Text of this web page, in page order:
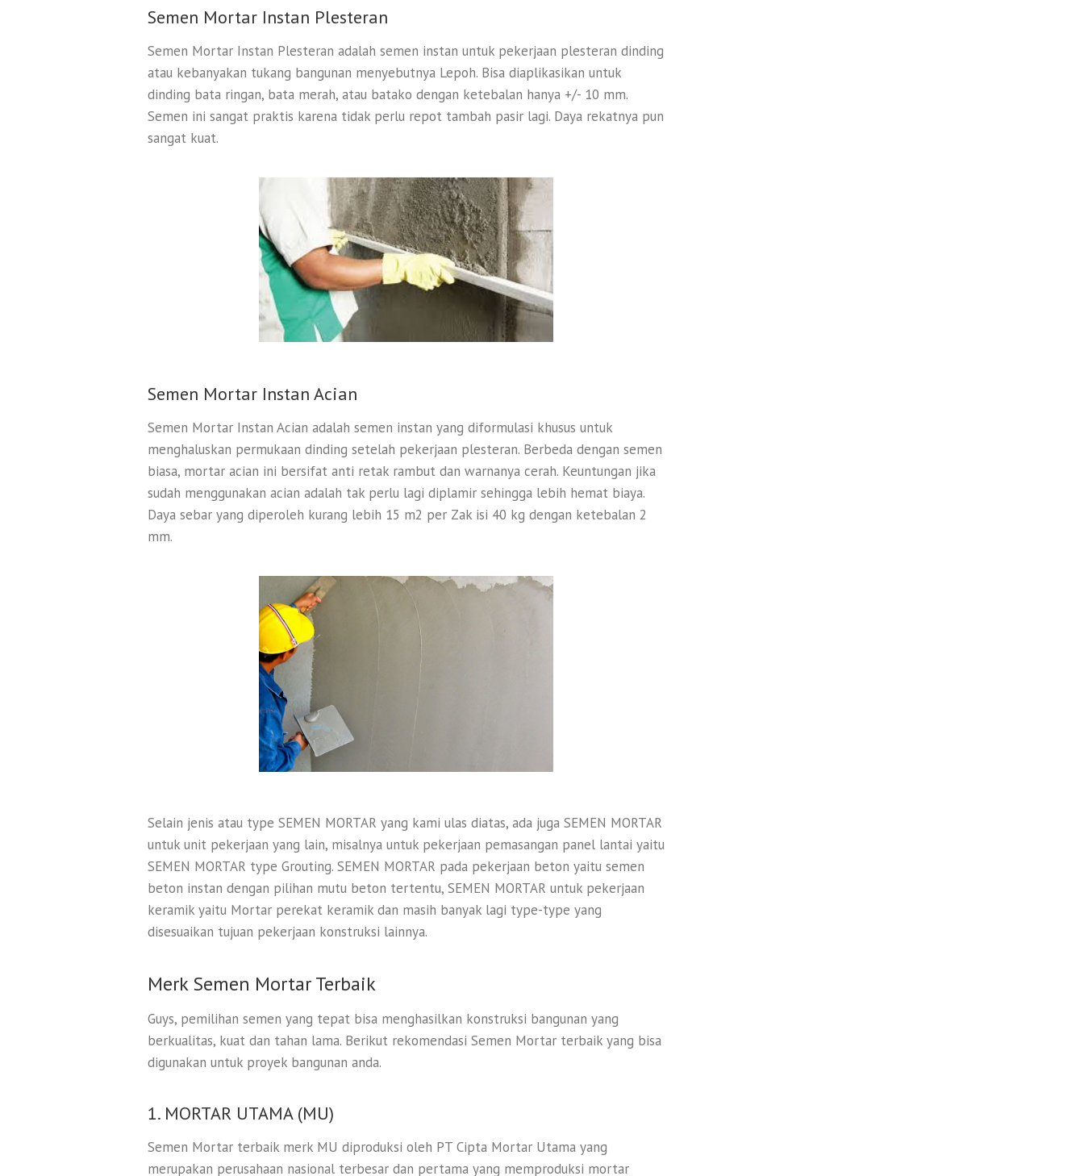
Semen Mortar Instan Plesteran
Semen Mortar Instan Plesteran adalah semen instan untuk pekerjaan plesteran dinding
atau kebanyakan tukang bangunan menyebutnya Lepoh. Bisa diaplikasikan untuk
dinding bata ringan, bata merah, atau batako dengan ketebalan hanya +/- 10 mm.
Semen ini sangat praktis karena tidak perlu repot tambah pasir lagi. Daya rekatnya pun
sangat kuat.
Semen Mortar Instan Acian
Semen Mortar Instan Acian adalah semen instan yang diformulasi khusus untuk
menghaluskan permukaan dinding setelah pekerjaan plesteran. Berbeda dengan semen
biasa, mortar acian ini bersifat anti retak rambut dan warnanya cerah. Keuntungan jika
sudah menggunakan acian adalah tak perlu lagi diplamir sehingga lebih hemat biaya.
Daya sebar yang diperoleh kurang lebih 15 m2 per Zak isi 40 kg dengan ketebalan 2
mm.
Selain jenis atau type SEMEN MORTAR yang kami ulas diatas, ada juga SEMEN MORTAR
untuk unit pekerjaan yang lain, misalnya untuk pekerjaan pemasangan panel lantai yaitu
SEMEN MORTAR type Grouting. SEMEN MORTAR pada pekerjaan beton yaitu semen
beton instan dengan pilihan mutu beton tertentu, SEMEN MORTAR untuk pekerjaan
keramik yaitu Mortar perekat keramik dan masih banyak lagi type-type yang
disesuaikan tujuan pekerjaan konstruksi lainnya.
Merk Semen Mortar Terbaik
Guys, pemilihan semen yang tepat bisa menghasilkan konstruksi bangunan yang
berkualitas, kuat dan tahan lama. Berikut rekomendasi Semen Mortar terbaik yang bisa
digunakan untuk proyek bangunan anda.
1. MORTAR UTAMA (MU)
Semen Mortar terbaik merk MU diproduksi oleh PT Cipta Mortar Utama yang
merupakan perusahaan nasional terbesar dan pertama yang memproduksi mortar